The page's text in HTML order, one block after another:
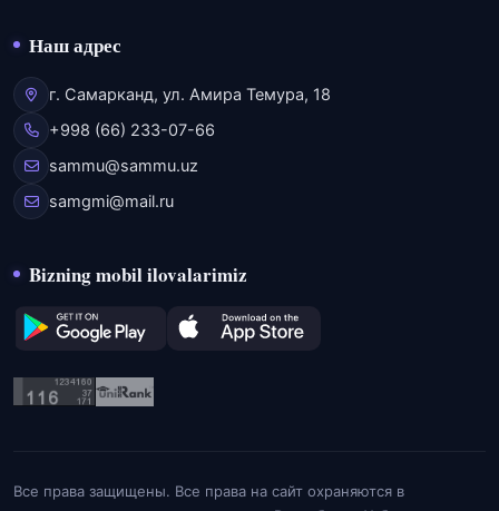
Наш адрес
г. Самарканд, ул. Амира Темура, 18
+998 (66) 233-07-66
sammu@sammu.uz
samgmi@mail.ru
Bizning mobil ilovalarimiz
Все права защищены. Все права на сайт охраняются в